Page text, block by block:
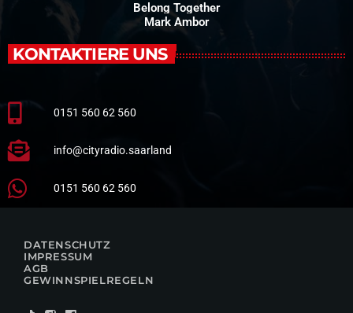
Belong Together
Mark Ambor
KONTAKTIERE UNS
0151 560 62 560
info@cityradio.saarland
0151 560 62 560
DATENSCHUTZ
IMPRESSUM
AGB
GEWINNSPIELREGELN